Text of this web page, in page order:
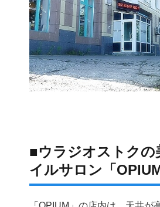
■ウラジオストクの
イルサロン「